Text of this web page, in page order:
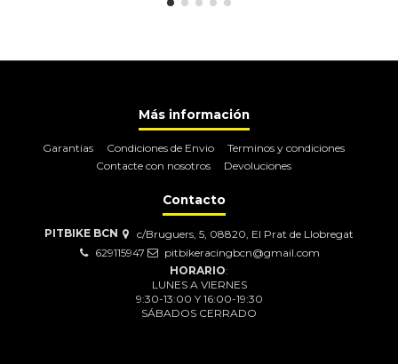
Más información
Garantias Condiciones de Envio
Terminos y condiciones
Contacte con nosotros
Devoluciones
Contacto
PITBIKE BCN
c/Bruguers, 5, 08820, El Prat de Llobregat
629115947
pitbikeracingbcn@gmail.com
HORARIO:
LUNES A VIERNES
9:30-13:00 Y 16:00-19:30
SÁBADOS CERRADO